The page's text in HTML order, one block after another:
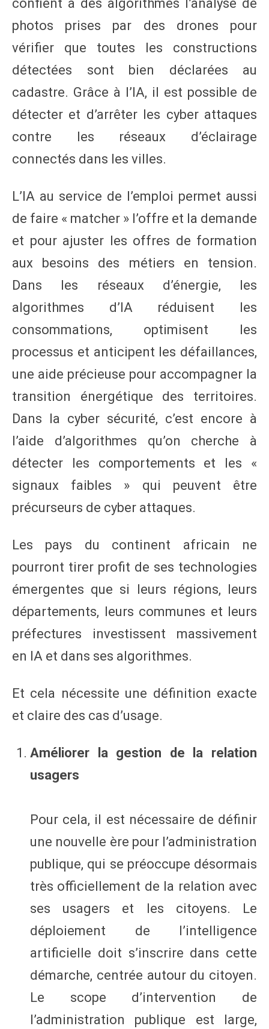
confient à des algorithmes l’analyse de
photos prises par des drones pour
vérifier que toutes les constructions
détectées sont bien déclarées au
cadastre. Grâce à l’IA, il est possible de
détecter et d’arrêter les cyber attaques
contre les réseaux d’éclairage
connectés dans les villes.
L’IA au service de l’emploi permet aussi
de faire « matcher » l’offre et la demande
et pour ajuster les offres de formation
aux besoins des métiers en tension.
Dans les réseaux d’énergie, les
algorithmes d’IA réduisent les
consommations, optimisent les
processus et anticipent les défaillances,
une aide précieuse pour accompagner la
transition énergétique des territoires.
Dans la cyber sécurité, c’est encore à
l’aide d’algorithmes qu’on cherche à
détecter les comportements et les «
signaux faibles » qui peuvent être
précurseurs de cyber attaques.
Les pays du continent africain ne
pourront tirer profit de ses technologies
émergentes que si leurs régions, leurs
départements, leurs communes et leurs
préfectures investissent massivement
en IA et dans ses algorithmes.
Et cela nécessite une définition exacte
et claire des cas d’usage.
Améliorer la gestion de la relation
usagers
Pour cela, il est nécessaire de définir
une nouvelle ère pour l’administration
publique, qui se préoccupe désormais
très officiellement de la relation avec
ses usagers et les citoyens. Le
déploiement de l’intelligence
artificielle doit s’inscrire dans cette
démarche, centrée autour du citoyen.
Le scope d’intervention de
l’administration publique est large,